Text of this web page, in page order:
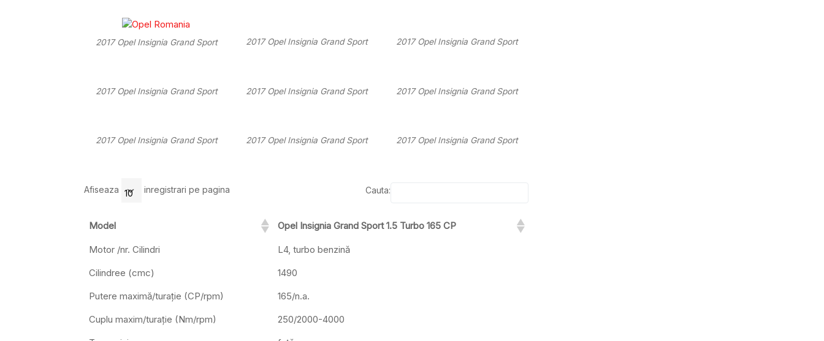
2017 Opel Insignia Grand Sport 2017 Opel Insignia Grand Sport 2017 Opel Insignia Grand Sport
2017 Opel Insignia Grand Sport 2017 Opel Insignia Grand Sport 2017 Opel Insignia Grand Sport
2017 Opel Insignia Grand Sport 2017 Opel Insignia Grand Sport 2017 Opel Insignia Grand Sport
Afiseaza inregistrari pe pagina Cauta:
Model Opel Insignia Grand Sport 1.5 Turbo 165 CP
Motor /nr. Cilindri
L4, turbo benzină
Cilindree (cmc)
1490
Putere maximă/turație (CP/rpm)
165/n.a.
Cuplu maxim/turație (Nm/rpm)
250/2000-4000